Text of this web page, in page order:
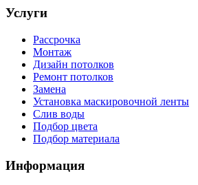
Услуги
Рассрочка
Монтаж
Дизайн потолков
Ремонт потолков
Замена
Установка маскировочной ленты
Слив воды
Подбор цвета
Подбор материала
Информация